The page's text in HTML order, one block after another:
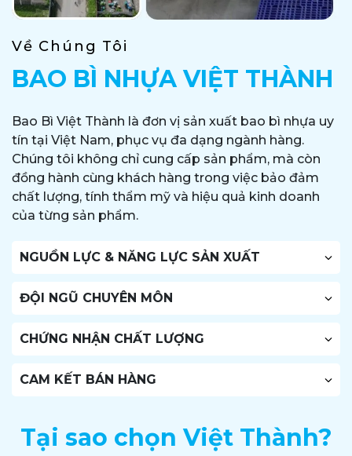
Về Chúng Tôi
BAO BÌ NHỰA VIỆT THÀNH
Bao Bì Việt Thành là đơn vị sản xuất bao bì nhựa uy
tín tại Việt Nam, phục vụ đa dạng ngành hàng.
Chúng tôi không chỉ cung cấp sản phẩm, mà còn
đồng hành cùng khách hàng trong việc bảo đảm
chất lượng, tính thẩm mỹ và hiệu quả kinh doanh
của từng sản phẩm.
NGUỒN LỰC & NĂNG LỰC SẢN XUẤT
ĐỘI NGŨ CHUYÊN MÔN
CHỨNG NHẬN CHẤT LƯỢNG
CAM KẾT BÁN HÀNG
Tại sao chọn Việt Thành?